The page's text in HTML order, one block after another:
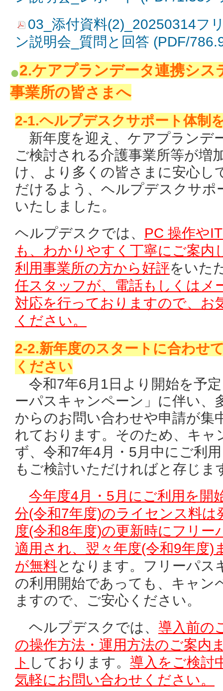
03_添付資料(2)_20250314フ
ン説明会_質問と回答 (PDF/
2.ケアプランデータ連携シス
事業所の皆さまへ
2-1.ヘルプデスクサポート体制
新年度を迎え、ケアプランデ
ご検討される介護事業所等が増
け、より多くの皆さまに安心し
だけるよう、ヘルプデスクサポ
いたしました。
ヘルプデスクでは、 PC 操作や
も、わかりやすく丁寧にご案内
利用事業所の方から好評をいた
任スタッフが、電話もしくはメ
対応を行っておりますので、お
ください。
2-2.新年度のスタートに合わせ
ください
令和7年6月1日より開始を予
ーパスキャンペーン」に伴い、
からのお問い合わせや申請が集
れております。そのため、キャ
ず、令和7年4月・5月中にご利
もご検討いただければと存じま
今年度4月・5月にご利用を開
分(令和7年度)のライセンス料は
度(令和8年度)の更新時にフリ
適用され、翌々年度(令和9年度)
が無料となります。フリーパス
の利用開始であっても、キャン
ますので、ご安心ください。
ヘルプデスクでは、 導入前の
の操作方法・運用方法のご案内
ト しております。 導入をご検討
気軽にお問い合わせください。